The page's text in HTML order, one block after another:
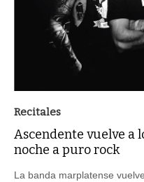
Recitales
Ascendente vuelve a
noche a puro rock
La banda marplatense